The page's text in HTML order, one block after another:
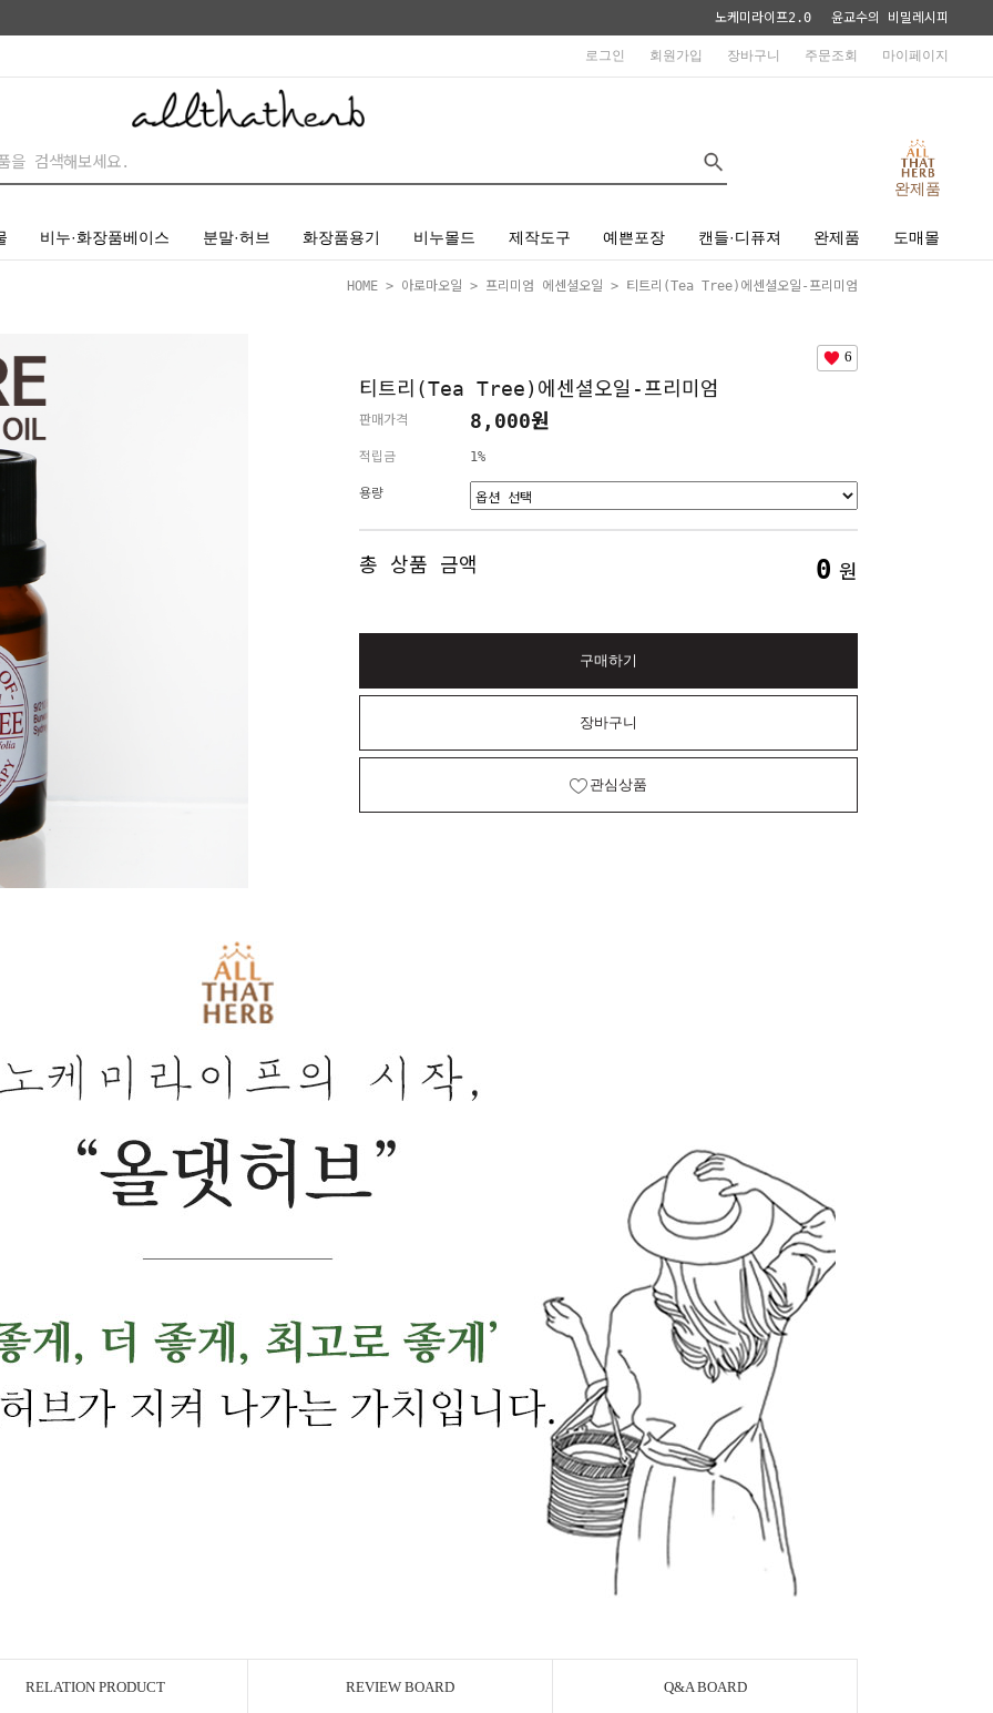
노케미라이프2.0 윤교수의 비밀레시피
로그인 회원가입 장바구니 주문조회 마이페이지
완제품
비누·화장품베이스 분말·허브 화장품용기 비누몰드 제작도구 예쁜포장 캔들·디퓨져 완제품 도매몰
HOME > 아로마오일 > 프리미엄 에센셜오일 > 티트리(Tea Tree)에센셜오일-프리미엄
6
티트리(Tea Tree)에센셜오일-프리미엄
판매가격 8,000원
적립금 1%
용량
총 상품 금액 0 원
구매하기
장바구니
관심상품
RELATION PRODUCT REVIEW BOARD Q&A BOARD